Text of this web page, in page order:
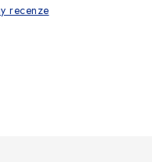
recenze